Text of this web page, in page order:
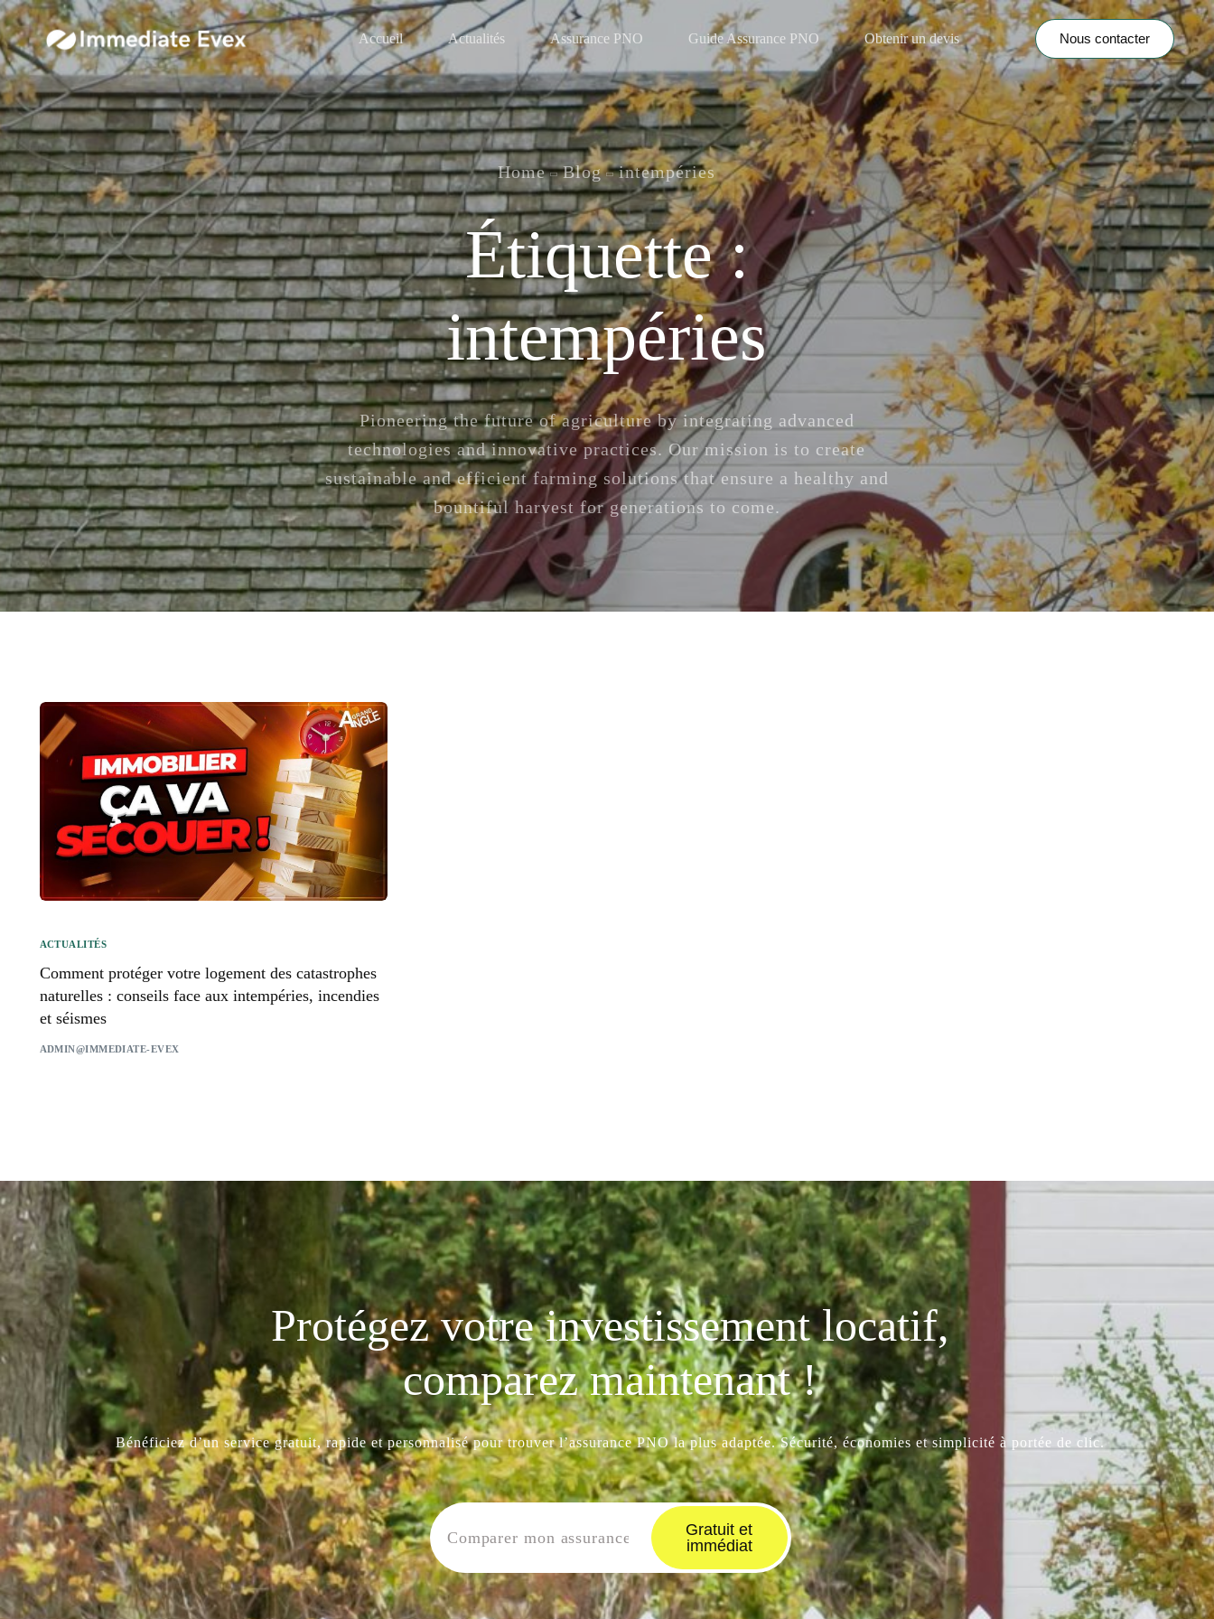
Accueil Actualités Assurance PNO Guide Assurance PNO Obtenir un devis Nous contacter
Home Blog intempéries
Étiquette :
intempéries
Pioneering the future of agriculture by integrating advanced
technologies and innovative practices. Our mission is to create
sustainable and efficient farming solutions that ensure a healthy and
bountiful harvest for generations to come.
ACTUALITÉS
Comment protéger votre logement des catastrophes
naturelles : conseils face aux intempéries, incendies
et séismes
ADMIN@IMMEDIATE-EVEX
Protégez votre investissement locatif,
comparez maintenant !
Bénéficiez d’un service gratuit, rapide et personnalisé pour trouver l’assurance PNO la plus adaptée. Sécurité, économies et simplicité à portée de clic.
Gratuit et
immédiat